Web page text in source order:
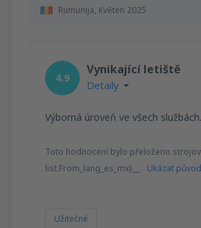
Rumunija, Květen 2025
4.9
Vynikající letiště
Detaily
Výborná úroveň ve všech službách.
Toto hodnocení bylo přeloženo
list.From_lang_es_mx}__. Ukázat
Užitečné